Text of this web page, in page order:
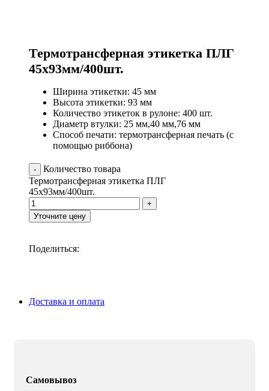
Термотрансферная этикетка ПЛГ
45х93мм/400шт.
Ширина этикетки: 45 мм
Высота этикетки: 93 мм
Количество этикеток в рулоне: 400 шт.
Диаметр втулки: 25 мм,40 мм,76 мм
Способ печати: термотрансферная печать (с
помощью риббона)
Количество товара
Термотрансферная этикетка ПЛГ
45х93мм/400шт.
Уточните цену
Поделиться:
Доставка и оплата
Самовывоз